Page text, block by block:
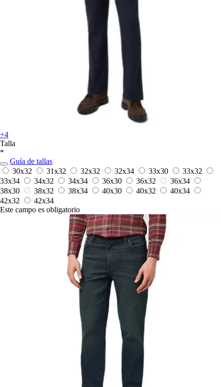
+4
Talla
*
Guía de tallas
30x32
31x32 32x32 32x34 33x30
33x32
33x34
34x32 34x34 36x30 36x32
36x34
38x30
38x32 38x34 40x30 40x32
40x34
42x32
42x34
Este campo es obligatorio